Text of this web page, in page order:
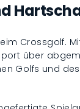
Crossgolf.
über
Golfs und